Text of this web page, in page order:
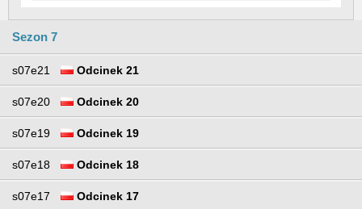
Sezon 7
s07e21 Odcinek 21
s07e20 Odcinek 20
s07e19 Odcinek 19
s07e18 Odcinek 18
s07e17 Odcinek 17